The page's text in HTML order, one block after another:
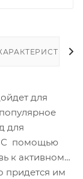
для
для
С помощью
к активному
придется им